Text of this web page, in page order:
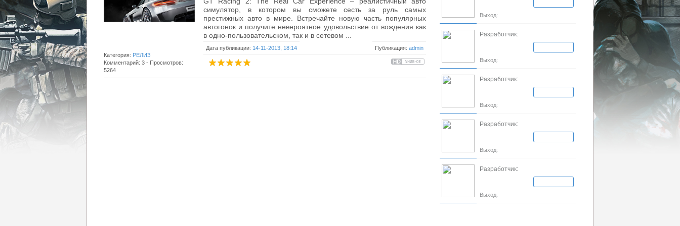
симулятор, в котором вы сможете сесть за руль самых
престижных авто в мире. Встречайте новую часть популярных
автогонок и получите невероятное удовольствие от вождения как
в одно-пользовательском, так и в сетевом ...
Дата публикации: 14-11-2013, 18:14 Публикация: admin
Категория: РЕЛИЗ
Комментарий: 3 - Просмотров:
5264
Выход:
Разработчик:
Выход:
Разработчик:
Выход:
Разработчик:
Выход:
Разработчик:
Выход: